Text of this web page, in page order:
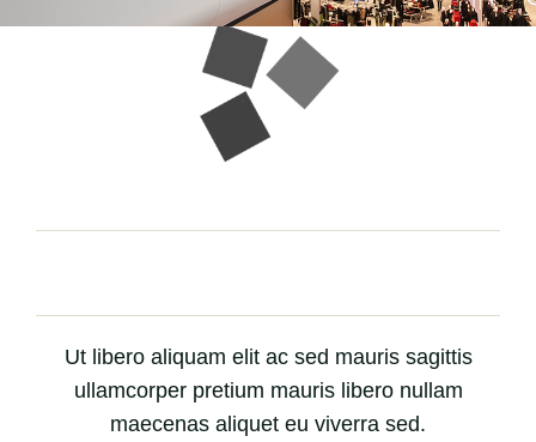
Ut libero aliquam elit ac sed mauris sagittis
ullamcorper pretium mauris libero nullam
maecenas aliquet eu viverra sed.